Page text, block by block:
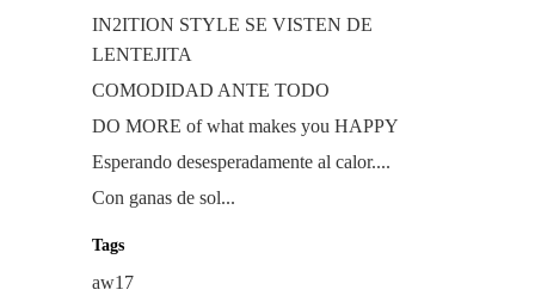
IN2ITION STYLE SE VISTEN DE
LENTEJITA
COMODIDAD ANTE TODO
DO MORE of what makes you HAPPY
Esperando desesperadamente al calor....
Con ganas de sol...
Tags
aw17